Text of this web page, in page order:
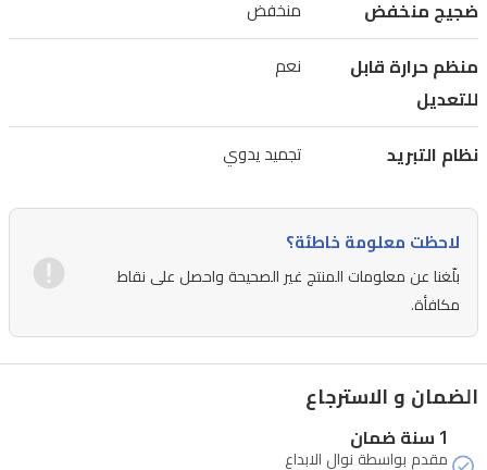
ضجيج منخفض منخفض
منظم حرارة قابل
للتعديل
نعم
نظام التبريد تجميد يدوي
لاحظت معلومة خاطئة؟
بلّغنا عن معلومات المنتج غير الصحيحة واحصل على نقاط
مكافأة.
الضمان و الاسترجاع
1 سنة ضمان
مقدم بواسطة نوال الابداع